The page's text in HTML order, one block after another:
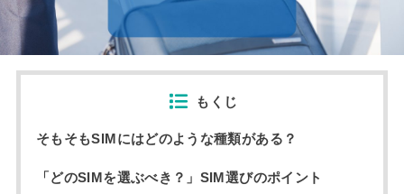
もくじ
そもそもSIMにはどのような種類がある？
「どのSIMを選ぶべき？」SIM選びのポイント